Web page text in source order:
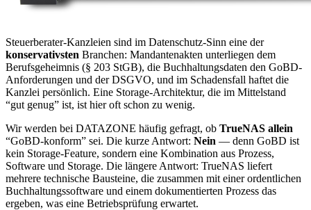
Steuerberater-Kanzleien sind im Datenschutz-Sinn eine der
konservativsten Branchen: Mandantenakten unterliegen dem
Berufsgeheimnis (§ 203 StGB), die Buchhaltungsdaten den GoBD-
Anforderungen und der DSGVO, und im Schadensfall haftet die
Kanzlei persönlich. Eine Storage-Architektur, die im Mittelstand
“gut genug” ist, ist hier oft schon zu wenig.
Wir werden bei DATAZONE häufig gefragt, ob TrueNAS allein
“GoBD-konform” sei. Die kurze Antwort: Nein — denn GoBD ist
kein Storage-Feature, sondern eine Kombination aus Prozess,
Software und Storage. Die längere Antwort: TrueNAS liefert
mehrere technische Bausteine, die zusammen mit einer ordentlichen
Buchhaltungssoftware und einem dokumentierten Prozess das
ergeben, was eine Betriebsprüfung erwartet.